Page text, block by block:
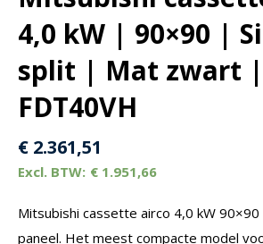
4,0 kW | 90×90 |
split | Mat zwart |
FDT40VH
€ 2.361,51
€ 1.951,66
Mitsubishi cassette airco 4,0 kW
paneel. Het meest compacte model